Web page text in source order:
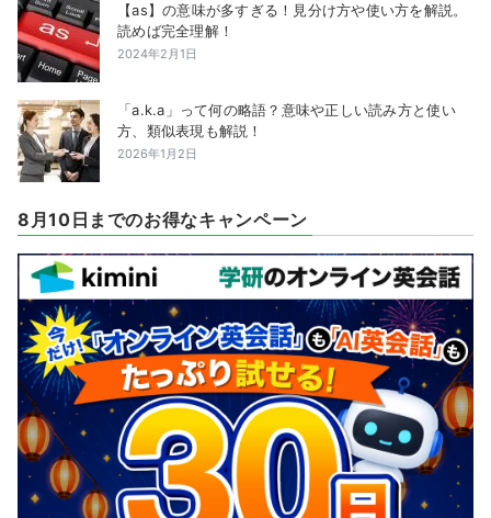
【as】の意味が多すぎる！見分け方や使い方を解説。
読めば完全理解！
2024年2月1日
「a.k.a」って何の略語？意味や正しい読み方と使い
方、類似表現も解説！
2026年1月2日
8月10日までのお得なキャンペーン